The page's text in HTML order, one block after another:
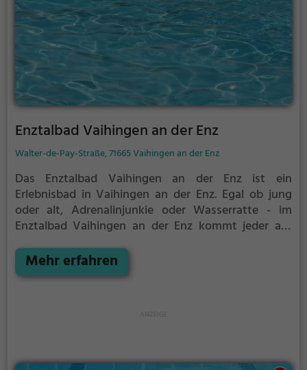
Enztalbad Vaihingen an der Enz
Walter-de-Pay-Straße, 71665 Vaihingen an der Enz
Das Enztalbad Vaihingen an der Enz ist ein
Erlebnisbad in Vaihingen an der Enz. Egal ob jung
oder alt, Adrenalinjunkie oder Wasserratte - im
Enztalbad Vaihingen an der Enz kommt jeder auf
Kindergeburtstag oder einfach mit Freunden ist das
Enztalbad Vaihingen an der Enz genau die richtige
Mehr erfahren